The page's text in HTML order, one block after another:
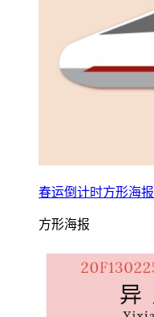
春运倒计时方形海报
方形海报